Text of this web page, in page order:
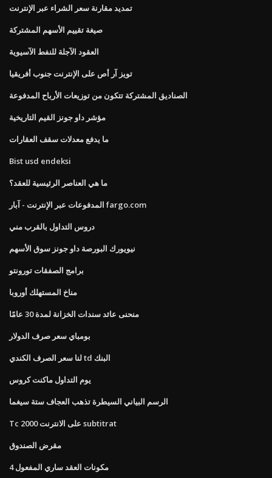
تمديد مقارنة سعر الشراء عبر الإنترنت
صيغة تقييم الأسهم المشتركة
العقود الآجلة للنفط الآسيوية
تويز آر أص على الإنترنت جنوب أفريقيا
الصناديق المشتركة تتكون من توزيعات الأرباح المدفوعة
مؤشر داو جونز القيم التاريخية
ما يدفع معدلات سقف العقارات
Bist usd endeksi
ما هي العناصر الرئيسية للعقد؟
المدفوعات عبر الإنترنت - آبار fargo.com
دروس التداول بالقرب مني
نيويورك البورصة داو جونز سوق الأسهم
برامج الصفقات تورونتو
مناخ المستهلك أوروبا
منحنى عائد سندات الخزانة لمدة 30 عامًا
بومباي سعر صرف الدولار
لنا سعر الصرف الكندي td البنك
يوم التداول ماكنت كروس
الرسم البياني السيطرة تذهب العجاف ستة سيغما
Tc 2000 على الانترنت subtitrat
مقرض الصندوق
4 مكونات العقد ساري المفعول